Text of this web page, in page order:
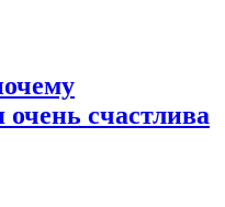
очень счастлива